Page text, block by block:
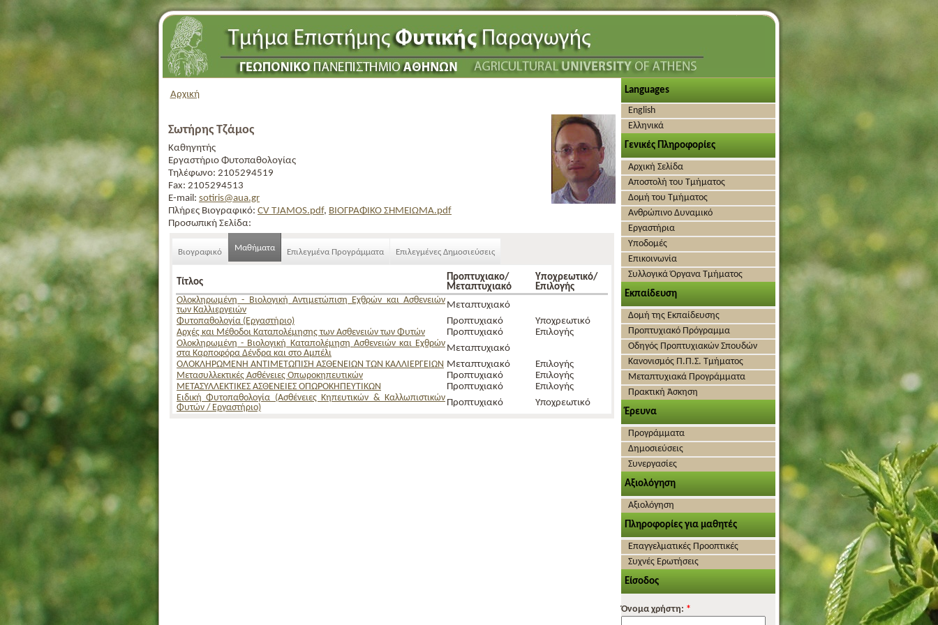
Αρχική
Σωτήρης Τζάμος
Καθηγητής
Εργαστήριο Φυτοπαθολογίας
Τηλέφωνο: 2105294519
Fax: 2105294513
E-mail: sotiris@aua.gr
Πλήρες Βιογραφικό: CV TJAMOS.pdf, ΒΙΟΓΡΑΦΙΚΟ ΣΗΜΕΙΩΜΑ.pdf
Προσωπική Σελίδα:
Βιογραφικό Μαθήματα Επιλεγμένα Προγράμματα Επιλεγμένες Δημοσιεύσεις
Τίτλος
Προπτυχιακο/
Μεταπτυχιακό
Υποχρεωτικό/
Επιλογής
Ολοκληρωμένη - Βιολογική Αντιμετώπιση Εχθρών και Ασθενειών
των Καλλιεργειών
Μεταπτυχιακό
Φυτοπαθολογία (Εργαστήριο)
Προπτυχιακό
Υποχρεωτικό
Αρχές και Μέθοδοι Καταπολέμησης των Ασθενειών των Φυτών
Προπτυχιακό
Επιλογής
Ολοκληρωμένη - Βιολογική Καταπολέμηση Ασθενειών και Εχθρών
στα Καρποφόρα Δένδρα και στο Αμπέλι
Μεταπτυχιακό
ΟΛΟΚΛΗΡΩΜΕΝΗ ΑΝΤΙΜΕΤΩΠΙΣΗ ΑΣΘΕΝΕΙΩΝ ΤΩΝ ΚΑΛΛΙΕΡΓΕΙΩΝ Μεταπτυχιακό
Επιλογής
Μετασυλλεκτικές Ασθένειες Οπωροκηπευτικών
Προπτυχιακό
Επιλογής
ΜΕΤΑΣΥΛΛΕΚΤΙΚΕΣ ΑΣΘΕΝΕΙΕΣ ΟΠΩΡΟΚΗΠΕΥΤΙΚΩΝ
Προπτυχιακό
Επιλογής
Ειδική Φυτοπαθολογία (Aσθένειες Kηπευτικών & Kαλλωπιστικών
Φυτών / Εργαστήριο)
Προπτυχιακό Υποχρεωτικό
Languages
English
Ελληνικά
Γενικές Πληροφορίες
Αρχική Σελίδα
Αποστολή του Τμήματος
Δομή του Τμήματος
Ανθρώπινο Δυναμικό
Εργαστήρια
Υποδομές
Επικοινωνία
Συλλογικά Όργανα Τμήματος
Εκπαίδευση
Δομή της Εκπαίδευσης
Προπτυχιακό Πρόγραμμα
Οδηγός Προπτυχιακών Σπουδών
Κανονισμός Π.Π.Σ. Τμήματος
Μεταπτυχιακά Προγράμματα
Πρακτική Άσκηση
Έρευνα
Προγράμματα
Δημοσιεύσεις
Συνεργασίες
Αξιολόγηση
Αξιολόγηση
Πληροφορίες για μαθητές
Επαγγελματικές Προοπτικές
Συχνές Ερωτήσεις
Είσοδος
Όνομα χρήστη: *